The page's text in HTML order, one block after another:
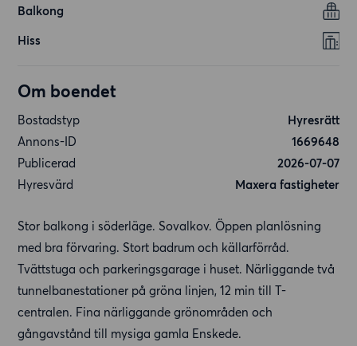
Balkong
Hiss
Om boendet
Bostadstyp
Hyresrätt
Annons-ID
1669648
Publicerad
2026-07-07
Hyresvärd
Maxera fastigheter
Stor balkong i söderläge. Sovalkov. Öppen planlösning
med bra förvaring. Stort badrum och källarförråd.
Tvättstuga och parkeringsgarage i huset. Närliggande två
tunnelbanestationer på gröna linjen, 12 min till T-
centralen. Fina närliggande grönområden och
gångavstånd till mysiga gamla Enskede.